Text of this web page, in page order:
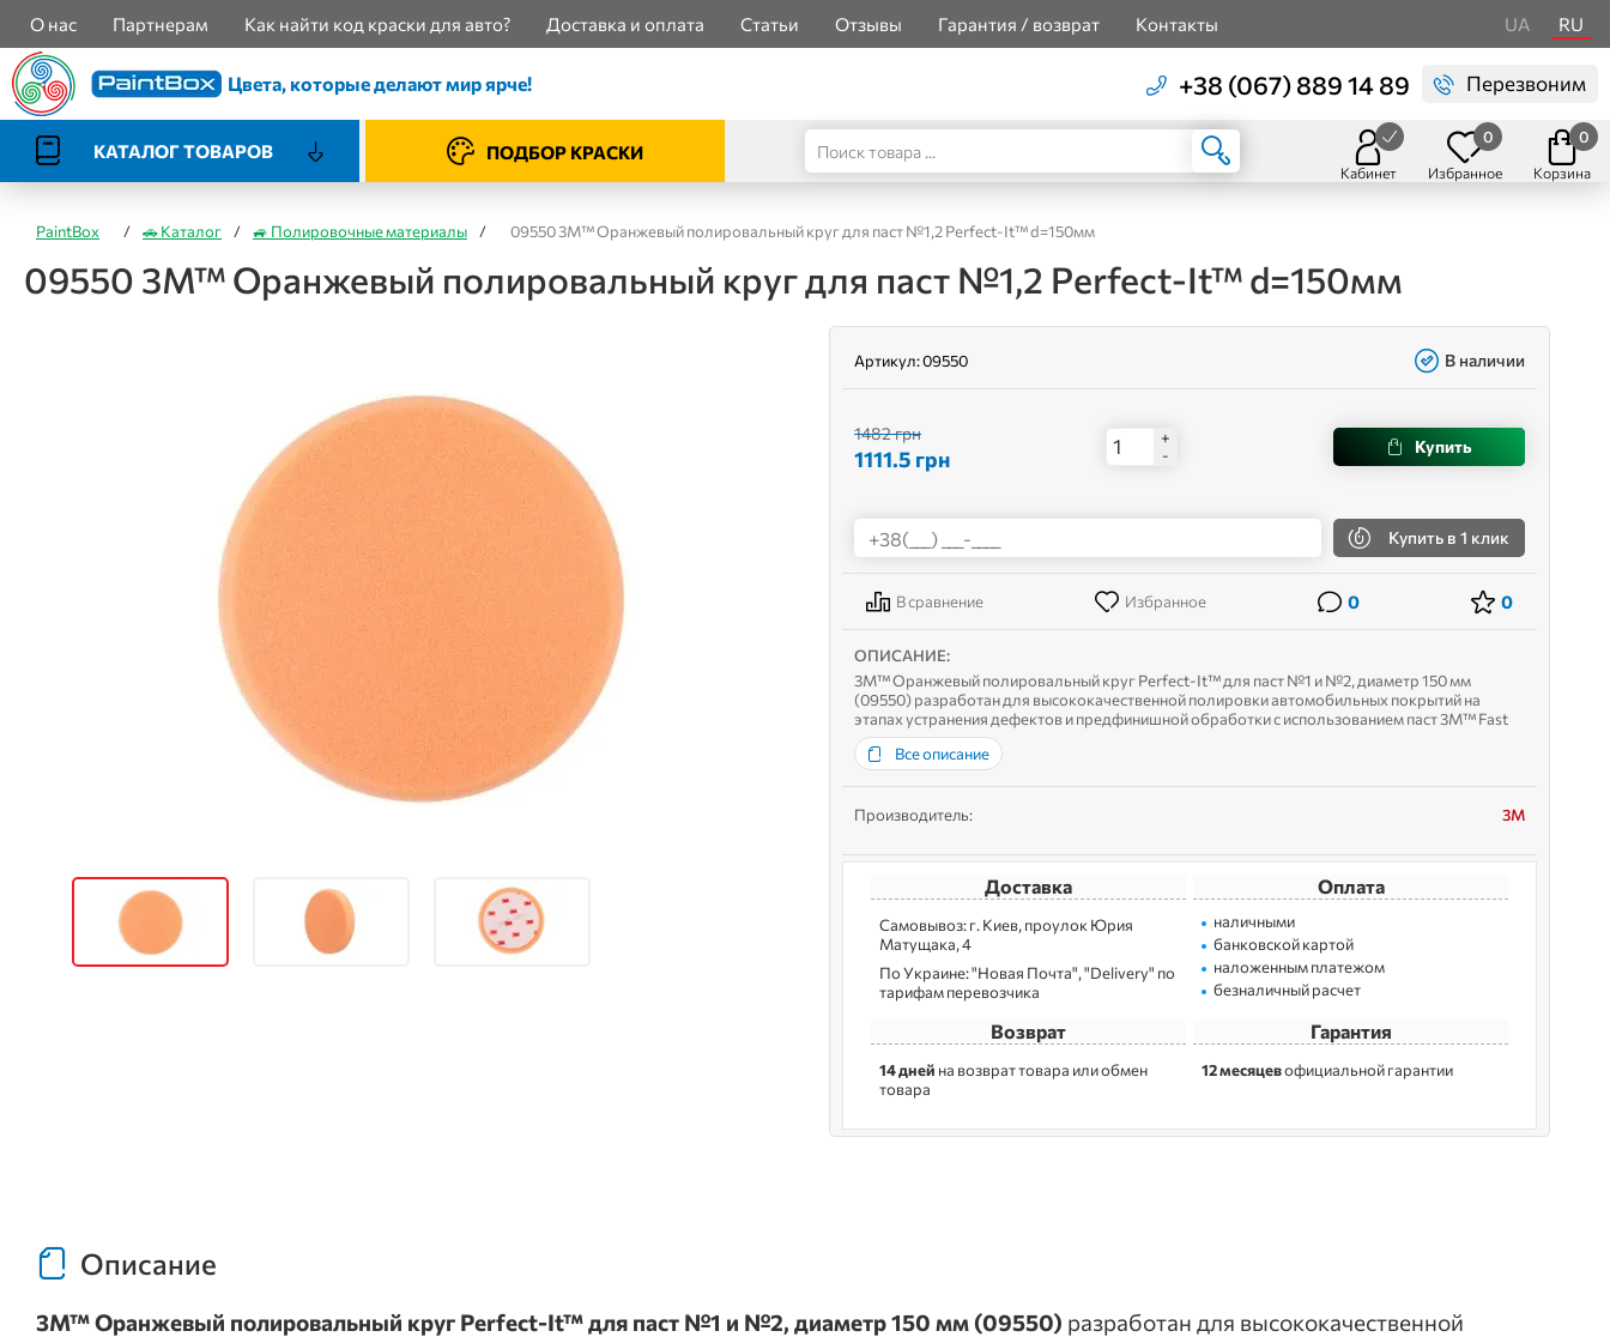
О нас Партнерам Как найти код краски для авто? Доставка и оплата Статьи Отзывы Гарантия / возврат Контакты UA RU
Цвета, которые делают мир ярче! +38 (067) 889 14 89 Перезвоним
КАТАЛОГ ТОВАРОВ ПОДБОР КРАСКИ
Кабинет Избранное
0
Корзина
0
PaintBox / 🚗 Каталог / 🚙 Полировочные материалы / 09550 3M™ Оранжевый полировальный круг для паст №1,2 Perfect-It™ d=150мм
09550 3M™ Оранжевый полировальный круг для паст №1,2 Perfect-It™ d=150мм
Артикул:09550 В наличии
1482 грн
1111.5 грн
+
-
Купить
Купить в 1 клик
В сравнение Избранное 0 0
ОПИСАНИЕ:
3M™ Оранжевый полировальный круг Perfect-It™ для паст №1 и №2, диаметр 150 мм
(09550) разработан для высококачественной полировки автомобильных покрытий на
этапах устранения дефектов и предфинишной обработки с использованием паст 3M™ Fast
Cut Compound №1 и 3M™ Fine Compound №...
Все описание
Производитель: 3M
Доставка
Самовывоз: г. Kиев, пpoулoк Юрия
Матущака, 4
По Украине: "Новая Почта", "Delivery" по
тарифам перевозчика
Оплата
наличными
банковской картой
наложенным платежом
безналичный расчет
Возврат
14 дней на возврат товара или обмен
товара
Гарантия
12 месяцевофициальной гарантии
Описание
3M™ Оранжевый полировальный круг Perfect-It™ для паст №1 и №2, диаметр 150 мм (09550) разработан для высококачественной